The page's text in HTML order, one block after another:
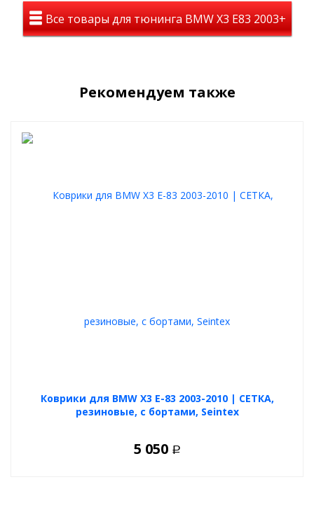
Все товары для тюнинга BMW X3 E83 2003+
Рекомендуем также
Коврики для BMW X3 E-83 2003-2010 | СЕТКА,
резиновые, с бортами, Seintex
5 050 Р